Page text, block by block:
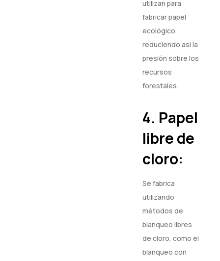
utilizan para
fabricar papel
ecológico,
reduciendo así la
presión sobre los
recursos
forestales.
4. Papel
libre de
cloro:
Se fabrica
utilizando
métodos de
blanqueo libres
de cloro, como el
blanqueo con